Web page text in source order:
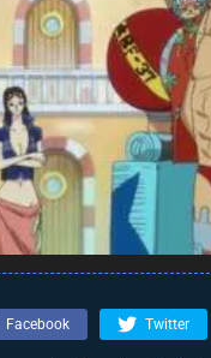
Facebook Twitter